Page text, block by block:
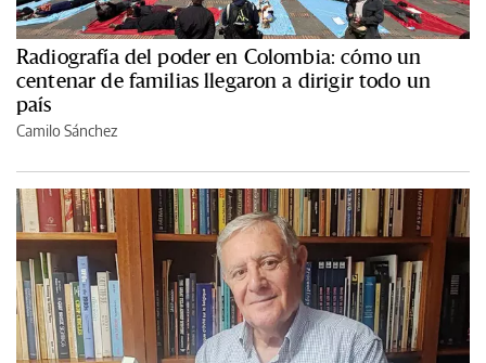
Radiografía del poder en Colombia: cómo un
centenar de familias llegaron a dirigir todo un
país
Camilo Sánchez